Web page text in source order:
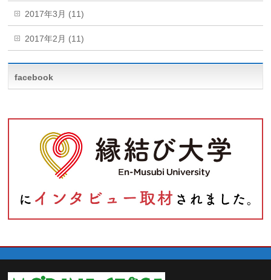
2017年3月 (11)
2017年2月 (11)
facebook